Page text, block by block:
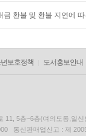
금 환불 및 환불 지연에
보호정책 도서홍보안내
11, 5층~6층(여의도동,일신
통신판매업신고 : 제